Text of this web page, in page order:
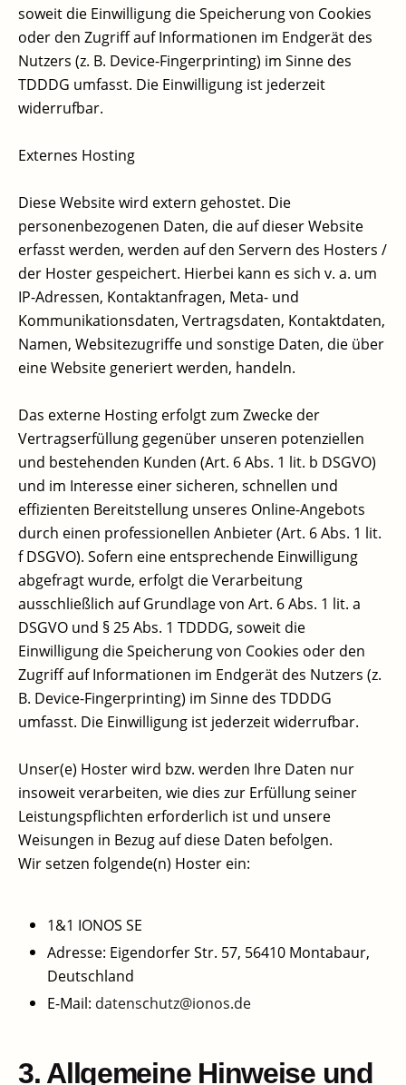
soweit die Einwilligung die Speicherung von Cookies
oder den Zugriff auf Informationen im Endgerät des
Nutzers (z. B. Device-Fingerprinting) im Sinne des
TDDDG umfasst. Die Einwilligung ist jederzeit
widerrufbar.
Externes Hosting
Diese Website wird extern gehostet. Die
personenbezogenen Daten, die auf dieser Website
erfasst werden, werden auf den Servern des Hosters /
der Hoster gespeichert. Hierbei kann es sich v. a. um
IP-Adressen, Kontaktanfragen, Meta- und
Kommunikationsdaten, Vertragsdaten, Kontaktdaten,
Namen, Websitezugriffe und sonstige Daten, die über
eine Website generiert werden, handeln.
Das externe Hosting erfolgt zum Zwecke der
Vertragserfüllung gegenüber unseren potenziellen
und bestehenden Kunden (Art. 6 Abs. 1 lit. b DSGVO)
und im Interesse einer sicheren, schnellen und
effizienten Bereitstellung unseres Online-Angebots
durch einen professionellen Anbieter (Art. 6 Abs. 1 lit.
f DSGVO). Sofern eine entsprechende Einwilligung
abgefragt wurde, erfolgt die Verarbeitung
ausschließlich auf Grundlage von Art. 6 Abs. 1 lit. a
DSGVO und § 25 Abs. 1 TDDDG, soweit die
Einwilligung die Speicherung von Cookies oder den
Zugriff auf Informationen im Endgerät des Nutzers (z.
B. Device-Fingerprinting) im Sinne des TDDDG
umfasst. Die Einwilligung ist jederzeit widerrufbar.
Unser(e) Hoster wird bzw. werden Ihre Daten nur
insoweit verarbeiten, wie dies zur Erfüllung seiner
Leistungspflichten erforderlich ist und unsere
Weisungen in Bezug auf diese Daten befolgen.
Wir setzen folgende(n) Hoster ein:
1&1 IONOS SE
Adresse: Eigendorfer Str. 57, 56410 Montabaur,
Deutschland
E-Mail: datenschutz@ionos.de
3. Allgemeine Hinweise und